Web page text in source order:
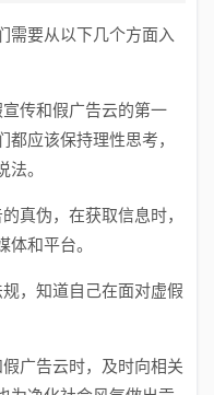
需要从以下几个方面入
传和假广告云的第一
应该保持理性思考，
。
真伪，在获取信息时，
和平台。
，知道自己在面对虚假
广告云时，及时向相关